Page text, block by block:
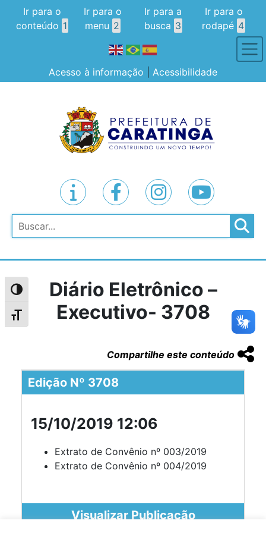
Alternar alto contraste
Alternar tamanho da fonte
Ir para o
conteúdo 1
Ir para o
menu 2
Ir para a
busca 3
Ir para o
rodapé 4
Acesso à informação Acessibilidade
Pesquisar
Diário Eletrônico –
Executivo- 3708
Compartilhe este conteúdo
Edição Nº 3708
15/10/2019 12:06
Extrato de Convênio nº 003/2019
Extrato de Convênio nº 004/2019
Visualizar Publicação